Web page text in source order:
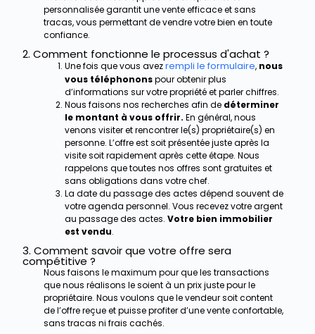
personnalisée garantit une vente efficace et sans
tracas, vous permettant de vendre votre bien en toute
confiance.
2. Comment fonctionne le processus d'achat ?
Une fois que vous avezrempli le formulaire, nous
vous téléphononspour obtenir plus
d’informations sur votre propriété et parler chiffres.
Nous faisons nos recherches afin de déterminer
le montant à vous offrir. En général, nous
venons visiter et rencontrer le(s) propriétaire(s) en
personne. L’offre est soit présentée juste après la
visite soit rapidement après cette étape. Nous
rappelons que toutes nos offres sont gratuites et
sans obligations dans votre chef.
La date du passage des actes dépend souvent de
votre agenda personnel. Vous recevez votre argent
au passage des actes. Votre bien immobilier
est vendu.
3. Comment savoir que votre offre sera
compétitive ?
Nous faisons le maximum pour que les transactions
que nous réalisons le soient à un prix juste pour le
propriétaire. Nous voulons que le vendeur soit content
de l’offre reçue et puisse profiter d’une vente confortable,
sans tracas ni frais cachés.